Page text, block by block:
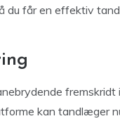
du får en effektiv
fremskridt
kan tandlæger